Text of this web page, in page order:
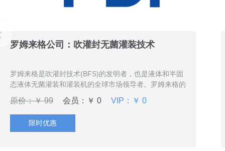
罗姆来格公司：吹灌封无菌灌装技术
罗姆来格是吹灌封技术(BFS)的发明者，也是液体和半固
态液体无菌灌装和灌装机的全球市场领导者。罗姆来格的
机器主要用于制药、化工和食品工业。罗姆来格与客户共
同开发创新的包装解决方案，以满足特定的包装任务。本
次课程的具体内容有：1、罗姆来格集团简介及吹灌封技
术（往复式/旋转式）技术展示。2、GMP相关内容讨论
原价：￥ 99 会员：￥ 0 VIP：￥ 0
限时优惠